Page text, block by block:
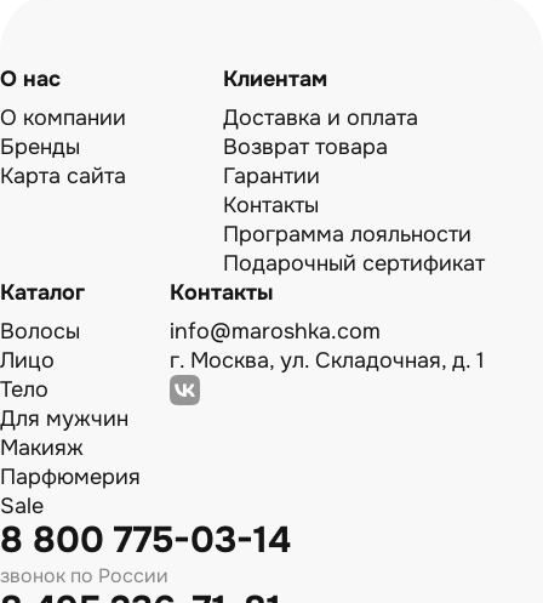
О нас
О компании
Бренды
Карта сайта
Клиентам
Доставка и оплата
Возврат товара
Гарантии
Контакты
Программа лояльности
Подарочный сертификат
Каталог
Волосы
Лицо
Тело
Для мужчин
Макияж
Парфюмерия
Sale
Контакты
info@maroshka.com
г. Москва, ул. Складочная, д. 1
8 800 775-03-14
звонок по России